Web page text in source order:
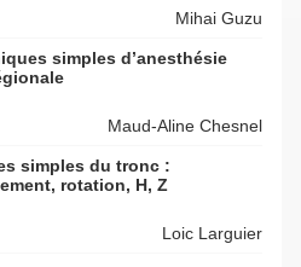
Mihai Guzu
simples d’anesthésie
Maud-Aline Chesnel
simples du tronc :
rotation, H, Z
Loic Larguier